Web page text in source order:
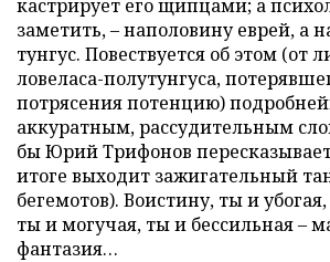
кастрирует его щипцами; а
заметить, – наполовину еврей, а
тунгус. Повествуется об этом (от
ловеласа-полутунгуса,
потрясения потенцию)
аккуратным, рассудительным
бы Юрий Трифонов
итоге выходит зажигательный
бегемотов). Воистину, ты и
ты и могучая, ты и бессильная –
фантазия…